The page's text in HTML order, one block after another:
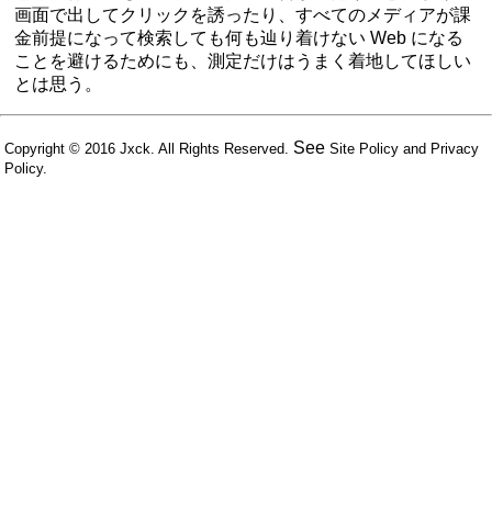
画面で出してクリックを誘ったり、すべてのメディアが課
金前提になって検索しても何も辿り着けない Web になる
ことを避けるためにも、測定だけはうまく着地してほしい
とは思う。
Copyright © 2016Jxck. All Rights Reserved. SeeSite Policy and Privacy
Policy.